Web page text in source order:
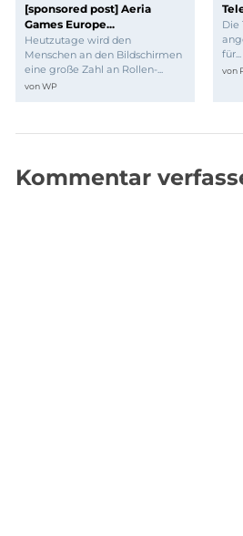
[sponsored post] Aeria
Games Europe...
Heutzutage wird den
Menschen an den Bildschirmen
eine große Zahl an Rollen-...
vonWP
Die
für...
von
Kommentar